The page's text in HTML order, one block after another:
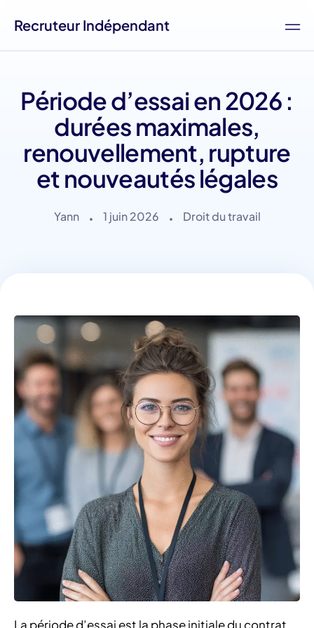
Recruteur Indépendant
Période d’essai en 2026 :
durées maximales,
renouvellement, rupture
et nouveautés légales
Yann 1 juin 2026 Droit du travail
La période d’essai est la phase initiale du contrat